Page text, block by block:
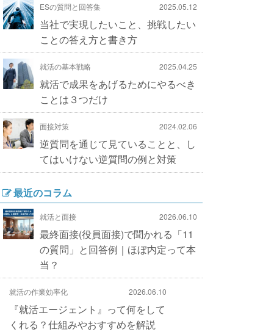
ESの質問と回答集 2025.05.12
当社で実現したいこと、挑戦したい
ことの答え方と書き方
就活の基本戦略 2025.04.25
就活で成果をあげるためにやるべき
ことは３つだけ
面接対策 2024.02.06
逆質問を通じて見ていることと、し
てはいけない逆質問の例と対策
最近のコラム
就活と面接 2026.06.10
最終面接(役員面接)で聞かれる「11
の質問」と回答例｜ほぼ内定って本
当？
就活の作業効率化 2026.06.10
『就活エージェント』って何をして
くれる？仕組みやおすすめを解説